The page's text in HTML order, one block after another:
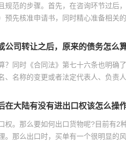
规范的步骤。首先，在咨询环节过后
预先核准申请书，同时精心准备相关的
公司转让之后，原来的债务怎么算
？同时《合同法》第七十六条也明确了
、名称的变更或者法定代表人、负责人
在大陆有没有进出口权该怎么操
权。那么要如何出口货物呢?目前有2
。那么出口时，买单有一个很明显的风